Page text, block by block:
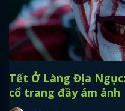
Tết Ở Làng Địa
cổ trang đầy ám ảnh